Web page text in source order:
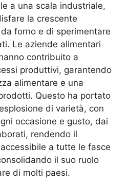
a una scala industriale,
la crescente
forno e di sperimentare
Le aziende alimentari
contribuito a
produttivi, garantendo
alimentare e una
Questo ha portato
di varietà, con
occasione e gusto, dai
rendendo il
a tutte le fasce
il suo ruolo
di molti paesi.